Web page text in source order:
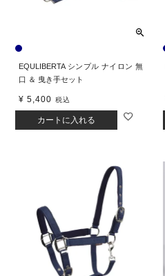
EQULIBERTA シンプル ナイロン 無
口 ＆ 曳き手セット
¥ 5,400 税込
カートに入れる